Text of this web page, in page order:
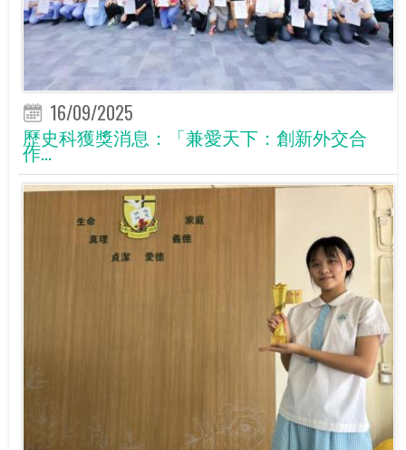
16/09/2025
歷史科獲獎消息：「兼愛天下：創新外交合
作...